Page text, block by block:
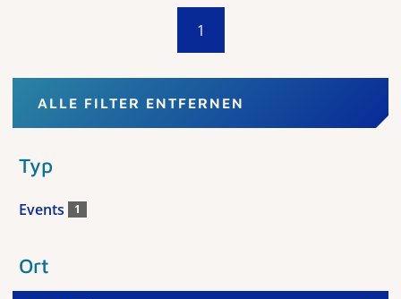
1
ALLE FILTER ENTFERNEN
Typ
Events 1
Ort